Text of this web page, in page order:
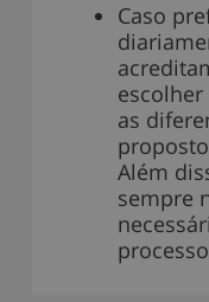
Caso
as
Além
sempre